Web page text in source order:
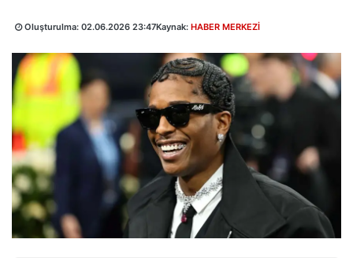
Oluşturulma: 02.06.2026 23:47Kaynak: HABER MERKEZİ